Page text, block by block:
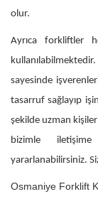
olur.
Ayrıca forkliftler
sayesinde
tasarruf sağlayıp
şekilde uzman
bizimle
yararlanabilirsiniz.
Osmaniye Forklift